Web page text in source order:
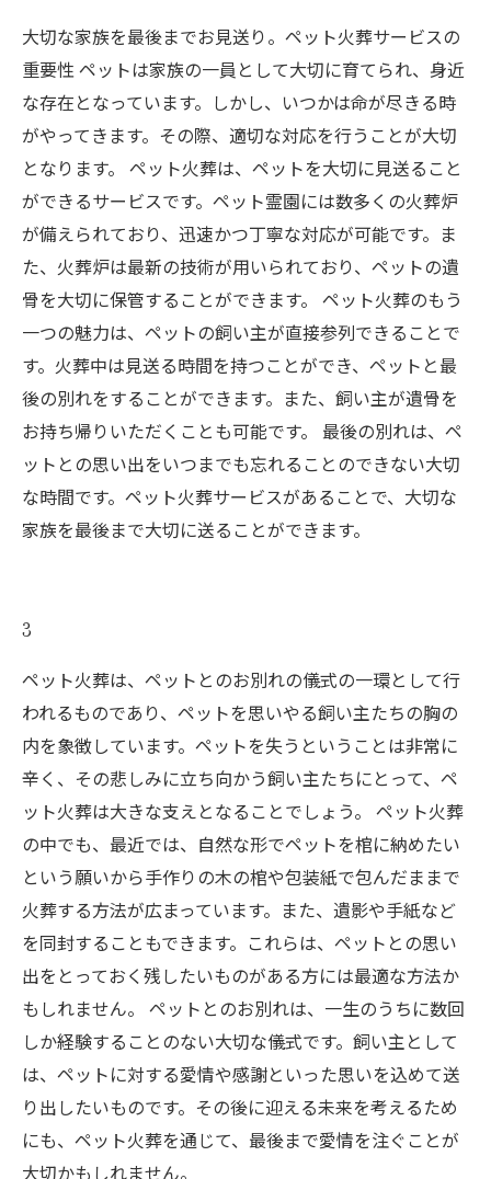
大切な家族を最後までお見送り。ペット火葬サービスの
重要性 ペットは家族の一員として大切に育てられ、身近
な存在となっています。しかし、いつかは命が尽きる時
がやってきます。その際、適切な対応を行うことが大切
となります。 ペット火葬は、ペットを大切に見送ること
ができるサービスです。ペット霊園には数多くの火葬炉
が備えられており、迅速かつ丁寧な対応が可能です。ま
た、火葬炉は最新の技術が用いられており、ペットの遺
骨を大切に保管することができます。 ペット火葬のもう
一つの魅力は、ペットの飼い主が直接参列できることで
す。火葬中は見送る時間を持つことができ、ペットと最
後の別れをすることができます。また、飼い主が遺骨を
お持ち帰りいただくことも可能です。 最後の別れは、ペ
ットとの思い出をいつまでも忘れることのできない大切
な時間です。ペット火葬サービスがあることで、大切な
家族を最後まで大切に送ることができます。
3
ペット火葬は、ペットとのお別れの儀式の一環として行
われるものであり、ペットを思いやる飼い主たちの胸の
内を象徴しています。ペットを失うということは非常に
辛く、その悲しみに立ち向かう飼い主たちにとって、ペ
ット火葬は大きな支えとなることでしょう。 ペット火葬
の中でも、最近では、自然な形でペットを棺に納めたい
という願いから手作りの木の棺や包装紙で包んだままで
火葬する方法が広まっています。また、遺影や手紙など
を同封することもできます。これらは、ペットとの思い
出をとっておく残したいものがある方には最適な方法か
もしれません。 ペットとのお別れは、一生のうちに数回
しか経験することのない大切な儀式です。飼い主として
は、ペットに対する愛情や感謝といった思いを込めて送
り出したいものです。その後に迎える未来を考えるため
にも、ペット火葬を通じて、最後まで愛情を注ぐことが
大切かもしれません。